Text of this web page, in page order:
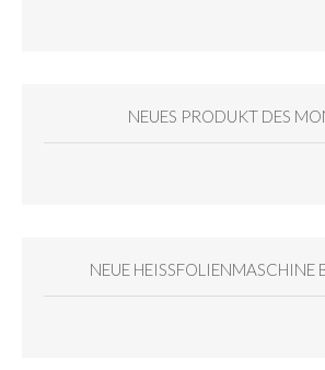
NEUES PRODUKT DES
NEUE HEISSFOLIENMASCHINE